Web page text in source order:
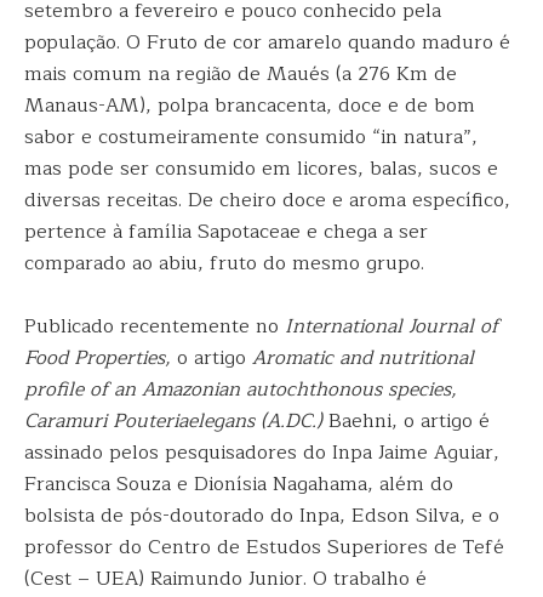
setembro a fevereiro e pouco conhecido pela
população. O Fruto de cor amarelo quando maduro é
mais comum na região de Maués (a 276 Km de
Manaus-AM), polpa brancacenta, doce e de bom
sabor e costumeiramente consumido “in natura”,
mas pode ser consumido em licores, balas, sucos e
diversas receitas. De cheiro doce e aroma específico,
pertence à família Sapotaceae e chega a ser
comparado ao abiu, fruto do mesmo grupo.
Publicado recentemente no International Journal of
Food Properties, o artigo Aromatic and nutritional
profile of an Amazonian autochthonous species,
Caramuri Pouteriaelegans (A.DC.)Baehni, o artigo é
assinado pelos pesquisadores do Inpa Jaime Aguiar,
Francisca Souza e Dionísia Nagahama, além do
bolsista de pós-doutorado do Inpa, Edson Silva, e o
professor do Centro de Estudos Superiores de Tefé
(Cest – UEA) Raimundo Junior. O trabalho é